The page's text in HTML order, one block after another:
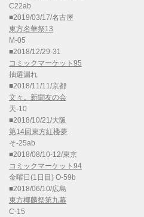
C22ab
■2019/03/17/名古屋
東方名華祭13
M-05
■2018/12/29-31
コミックマーケット95
抽選漏れ
■2018/11/11/京都
文々。新聞友の会
天-10
■2018/10/21/大阪
第14回東方紅楼夢
そ-25ab
■2018/08/10-12/東京
コミックマーケット94
金曜日(1日目) O-59b
■2018/06/10/広島
東方椰麟祭第九幕
C-15